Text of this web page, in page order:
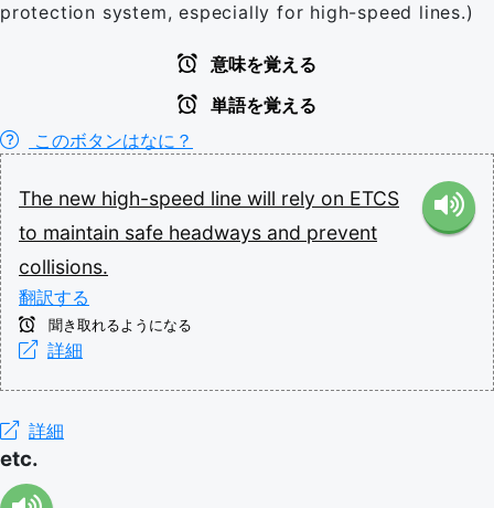
protection system, especially for high-speed lines.)
意味を覚える
単語を覚える
このボタンはなに？
The new high-speed line will rely on ETCS
to maintain safe headways and prevent
collisions.
翻訳する
聞き取れるようになる
詳細
詳細
etc.